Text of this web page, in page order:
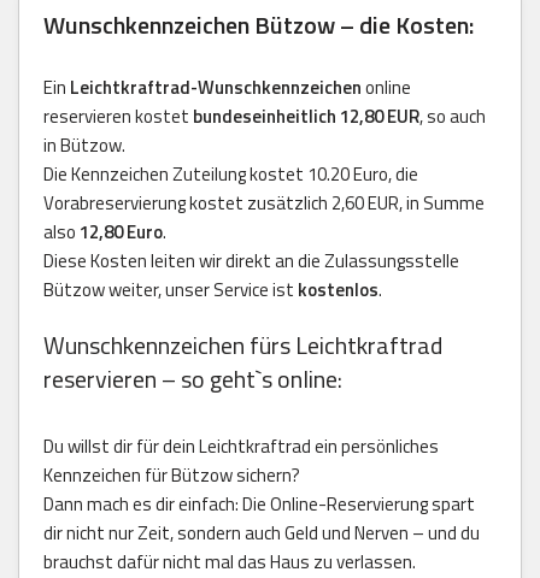
Wunschkennzeichen Bützow – die Kosten:
Ein Leichtkraftrad-Wunschkennzeichenonline
reservieren kostet bundeseinheitlich 12,80 EUR, so auch
in Bützow.
Die Kennzeichen Zuteilung kostet 10.20 Euro, die
Vorabreservierung kostet zusätzlich 2,60 EUR, in Summe
also 12,80 Euro.
Diese Kosten leiten wir direkt an die Zulassungsstelle
Bützow weiter, unser Service ist kostenlos.
Wunschkennzeichen fürs Leichtkraftrad
reservieren – so geht`s online:
Du willst dir für dein Leichtkraftrad ein persönliches
Kennzeichen für Bützow sichern?
Dann mach es dir einfach: Die Online-Reservierung spart
dir nicht nur Zeit, sondern auch Geld und Nerven – und du
brauchst dafür nicht mal das Haus zu verlassen.